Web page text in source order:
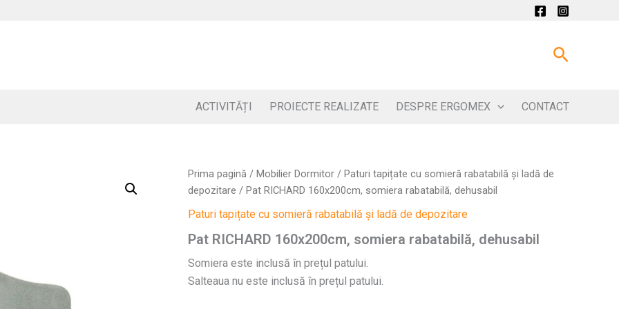
Search
ACTIVITĂȚI PROIECTE REALIZATE DESPRE ERGOMEX CONTACT
Prima pagină / Mobilier Dormitor / Paturi tapițate cu somieră rabatabilă și ladă de
depozitare / Pat RICHARD 160x200cm, somiera rabatabilă, dehusabil
Paturi tapițate cu somieră rabatabilă și ladă de depozitare
Pat RICHARD 160x200cm, somiera rabatabilă, dehusabil
Somiera este inclusă în prețul patului.
Salteaua nu este inclusă în prețul patului.